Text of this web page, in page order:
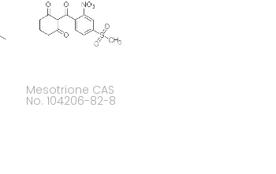
Mesotrione CAS
No. 104206-82-8